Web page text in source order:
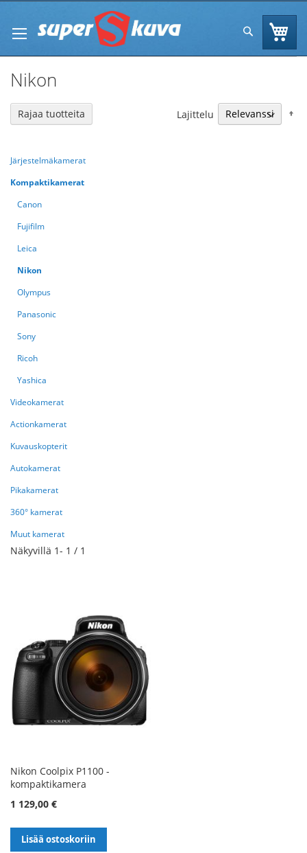
Content
Hae
Nikon
Näkyvillä 1- 1 / 1
Lajittelu
Nikon Coolpix P1100 -
kompaktikamera
1 129,00 €
Lisää ostoskoriin
Järjestelmäkamerat
Kompaktikamerat
Canon
Fujifilm
Leica
Nikon
Olympus
Panasonic
Sony
Ricoh
Yashica
Videokamerat
Actionkamerat
Kuvauskopterit
Autokamerat
Pikakamerat
360° kamerat
Muut kamerat
Rajaa tuotteita